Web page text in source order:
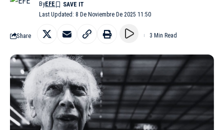
Last Updated: 8 De Noviembre De 2025 11:50
ByEFE
Share 3 Min Read